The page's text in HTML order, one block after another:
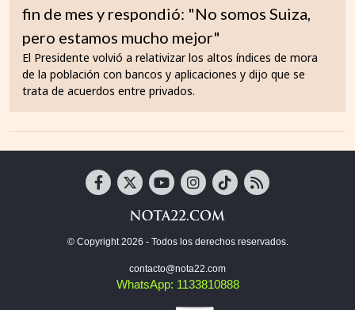
fin de mes y respondió: "No somos Suiza,
pero estamos mucho mejor"
El Presidente volvió a relativizar los altos índices de mora
de la población con bancos y aplicaciones y dijo que se
trata de acuerdos entre privados.
© Copyright 2026 - Todos los derechos reservados.
contacto@nota22.com
WhatsApp: 1133810888